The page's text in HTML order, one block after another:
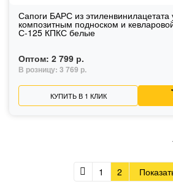
Сапоги БАРС из этиленвинилацетата
композитным подноском и
С-125 КПКС белые
Оптом: 2 799 р.
В розницу: 3 769 р.
КУПИТЬ В 1 КЛИК
1 2